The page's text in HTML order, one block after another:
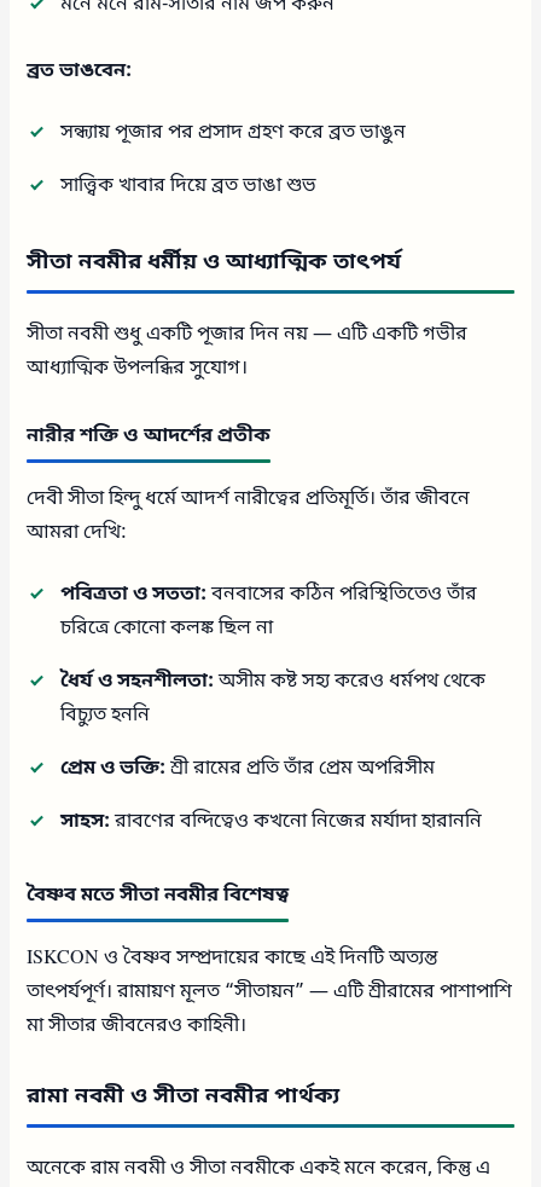
ব্রত ভাঙবেন:
সন্ধ্যায় পূজার পর প্রসাদ গ্রহণ করে ব্রত ভাঙুন
সাত্ত্বিক খাবার দিয়ে ব্রত ভাঙা শুভ
সীতা নবমীর ধর্মীয় ও আধ্যাত্মিক তাৎপর্য
সীতা নবমী শুধু একটি পূজার দিন নয় — এটি একটি গভীর
আধ্যাত্মিক উপলব্ধির সুযোগ।
নারীর শক্তি ও আদর্শের প্রতীক
দেবী সীতা হিন্দু ধর্মে আদর্শ নারীত্বের প্রতিমূর্তি। তাঁর জীবনে
আমরা দেখি:
পবিত্রতা ও সততা:বনবাসের কঠিন পরিস্থিতিতেও তাঁর
চরিত্রে কোনো কলঙ্ক ছিল না
ধৈর্য ও সহনশীলতা:অসীম কষ্ট সহ্য করেও ধর্মপথ থেকে
বিচ্যুত হননি
প্রেম ও ভক্তি: শ্রী রামের প্রতি তাঁর প্রেম অপরিসীম
সাহস:রাবণের বন্দিত্বেও কখনো নিজের মর্যাদা হারাননি
বৈষ্ণব মতে সীতা নবমীর বিশেষত্ব
ISKCON ও বৈষ্ণব সম্প্রদায়ের কাছে এই দিনটি অত্যন্ত
তাৎপর্যপূর্ণ। রামায়ণ মূলত “সীতায়ন” — এটি শ্রীরামের পাশাপাশি
মা সীতার জীবনেরও কাহিনী।
রামা নবমী ও সীতা নবমীর পার্থক্য
অনেকে রাম নবমী ও সীতা নবমীকে একই মনে করেন, কিন্তু এ